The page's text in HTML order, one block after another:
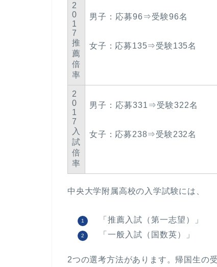
2
0
1
7
推
薦
倍
率
男子：応募96⇒受験96名
女子：応募135⇒受験135名
2
0
1
7
入
試
倍
率
男子：応募331⇒受験322名
女子：応募238⇒受験232名
中央大学附属高校の入学試験には、
「推薦入試（第一志望）」
「一般入試（国数英）」
2つの選考方法があります。帰国生の